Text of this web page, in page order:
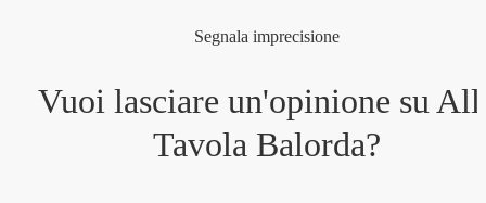
Segnala imprecisione
Vuoi lasciare un'opinione su
Tavola Balorda?